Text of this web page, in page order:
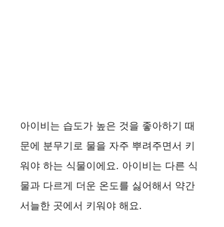
아이비는 습도가 높은 것을 좋아하기 때
문에 분무기로 물을 자주 뿌려주면서 키
워야 하는 식물이에요. 아이비는 다른 식
물과 다르게 더운 온도를 싫어해서 약간
서늘한 곳에서 키워야 해요.